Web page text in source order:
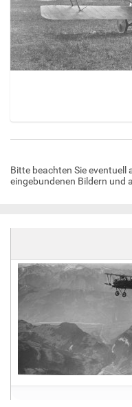
e
g
e
n
v
l
e
r
Bitte beachten Sie eventuell
eingebundenen Bildern und